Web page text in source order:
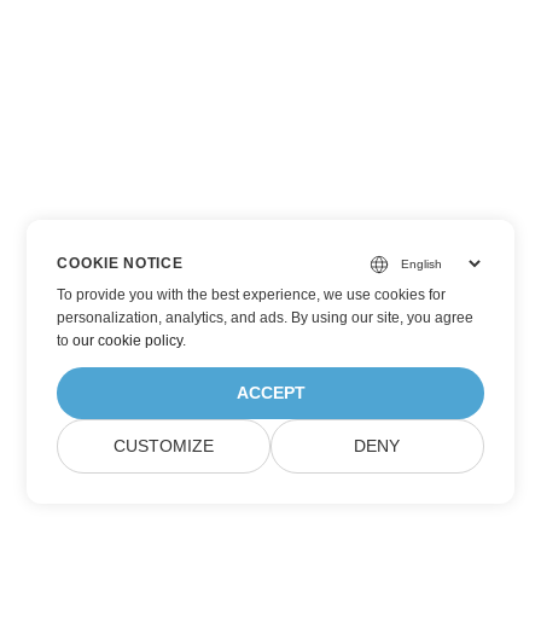
COOKIE NOTICE
To provide you with the best experience, we use cookies for
personalization, analytics, and ads. By using our site, you agree
toour cookie policy.
ACCEPT
CUSTOMIZE DENY